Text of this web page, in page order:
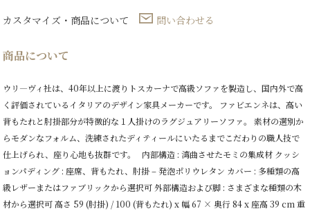
カスタマイズ・商品について 問い合わせる
商品について
ウリ―ヴィ社は、40年以上に渡りトスカーナで高級ソファを製造し、国内外で高
く評価されているイタリアのデザイン家具メーカーです。 ファビエンネは、高い
背もたれと肘掛部分が特徴的な１人掛けのラグジュアリーソファ。 素材の選別か
らモダンなフォルム、洗練されたディティールにいたるまでこだわりの職人技で
仕上げられ、座り心地も抜群です。 内部構造 : 湾曲させたモミの集成材 クッシ
ョンパディング : 座席、背もたれ、肘掛 –発泡ポリウレタン カバー : 多種類の高
級レザーまたはファブリックから選択可 外部構造および脚 : さまざまな種類の木
材から選択可 高さ 59 (肘掛) / 100 (背もたれ) x 幅 67 × 奥行 84 x 座高 39 cm 重